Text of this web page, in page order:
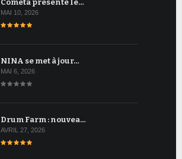
Cometa présente le…
MAI 10, 2026
NINA se met à jour…
MAI 6, 2026
Drum Farm : nouvea…
AVRIL 27, 2026